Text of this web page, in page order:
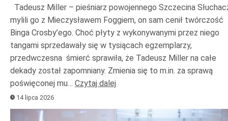
Tadeusz Miller – pieśniarz powojennego Szczecina
mylili go z Mieczysławem Foggiem, on sam cenił twórczość
Binga Crosby’ego. Choć płyty z wykonywanymi przez niego
tangami sprzedawały się w tysiącach egzemplarzy,
przedwczesna śmierć sprawiła, że Tadeusz Miller na całe
dekady został zapomniany. Zmienia się to m.in. za sprawą
poświęconej mu… Czytaj dalej
14 lipca 2026
Odtwarzacz